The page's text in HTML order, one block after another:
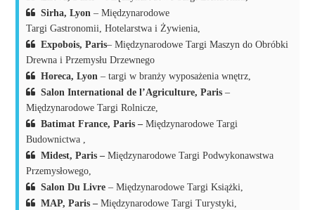
Sirha, Lyon – Międzynarodowe
Targi Gastronomii, Hotelarstwa i Żywienia,
Expobois, Paris– Międzynarodowe Targi Maszyn do Obróbki
Drewna i Przemysłu Drzewnego
Horeca, Lyon – targi w branży wyposażenia wnętrz,
Salon International de l’Agriculture, Paris –
Międzynarodowe Targi Rolnicze,
Batimat France, Paris –Międzynarodowe Targi
Budownictwa ,
Midest, Paris –Międzynarodowe Targi Podwykonawstwa
Przemysłowego,
Salon Du Livre – Międzynarodowe Targi Książki,
MAP, Paris –Międzynarodowe Targi Turystyki,